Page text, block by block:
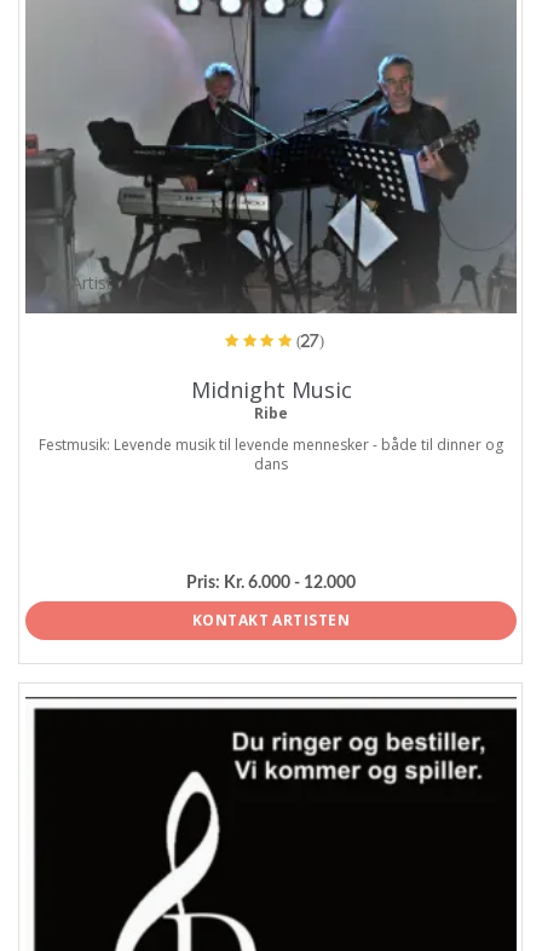
ProArtist
(27)
Midnight Music
Ribe
Festmusik: Levende musik til levende mennesker - både til dinner og
dans
Pris: Kr. 6.000 - 12.000
KONTAKT ARTISTEN